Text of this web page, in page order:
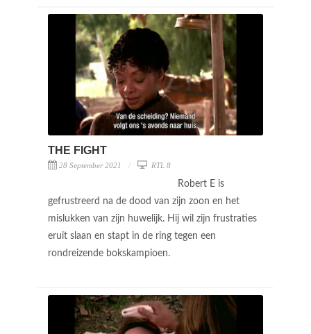
THE FIGHT
28 September 2021 RTL 8
Robert E is
gefrustreerd na de dood van zijn zoon en het
mislukken van zijn huwelijk. Hij wil zijn frustraties
eruit slaan en stapt in de ring tegen een
rondreizende bokskampioen.